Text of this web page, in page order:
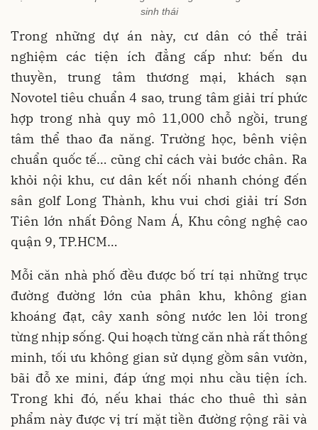
sinh thái
Trong những dự án này, cư dân có thể trải
nghiệm các tiện ích đẳng cấp như: bến du
thuyền, trung tâm thương mại, khách sạn
Novotel tiêu chuẩn 4 sao, trung tâm giải trí phức
hợp trong nhà quy mô 11,000 chỗ ngồi, trung
tâm thể thao đa năng. Trường học, bênh viện
chuẩn quốc tế… cũng chỉ cách vài bước chân. Ra
khỏi nội khu, cư dân kết nối nhanh chóng đến
sân golf Long Thành, khu vui chơi giải trí Sơn
Tiên lớn nhất Đông Nam Á, Khu công nghệ cao
quận 9, TP.HCM…
Mỗi căn nhà phố đều được bố trí tại những trục
đường đường lớn của phân khu, không gian
khoáng đạt, cây xanh sông nước len lỏi trong
từng nhịp sống. Qui hoạch từng căn nhà rất thông
minh, tối ưu không gian sử dụng gồm sân vườn,
bãi đỗ xe mini, đáp ứng mọi nhu cầu tiện ích.
Trong khi đó, nếu khai thác cho thuê thì sản
phẩm này được vị trí mặt tiền đường rộng rãi và